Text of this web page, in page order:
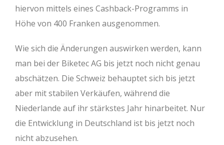
hiervon mittels eines Cashback-Programms in
Höhe von 400 Franken ausgenommen.
Wie sich die Änderungen auswirken werden, kann
man bei der Biketec AG bis jetzt noch nicht genau
abschätzen. Die Schweiz behauptet sich bis jetzt
aber mit stabilen Verkäufen, während die
Niederlande auf ihr stärkstes Jahr hinarbeitet. Nur
die Entwicklung in Deutschland ist bis jetzt noch
nicht abzusehen.